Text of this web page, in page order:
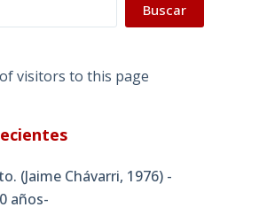
Buscar
(Jaime Chávarri, 1976) -
años-